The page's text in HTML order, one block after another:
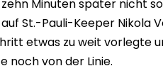
Minuten später nicht
St.-Pauli-Keeper Nikola
etwas zu weit vorlegte
noch von der Linie.